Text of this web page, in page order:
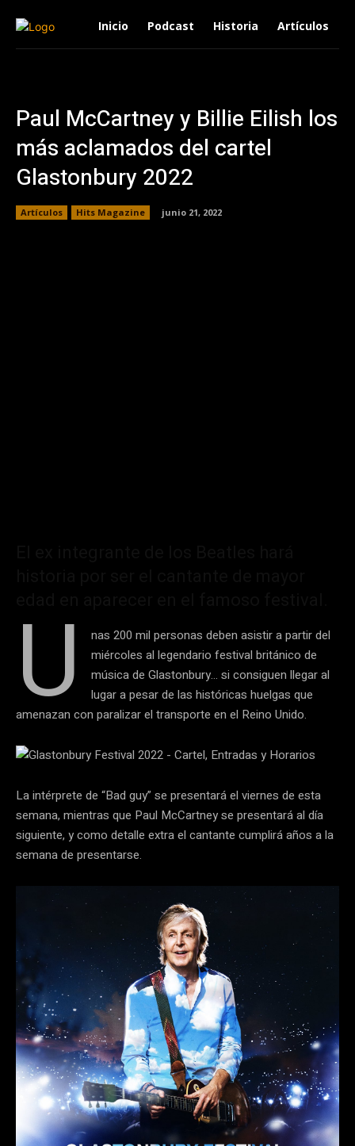
Inicio Podcast Historia Artículos
Paul McCartney y Billie Eilish los
más aclamados del cartel
Glastonbury 2022
Artículos Hits Magazine junio 21, 2022
U
nas 200 mil personas deben asistir a partir del
miércoles al legendario festival británico de
música de Glastonbury… si consiguen llegar al
lugar a pesar de las históricas huelgas que
amenazan con paralizar el transporte en el Reino Unido.
La intérprete de “Bad guy” se presentará el viernes de esta
semana, mientras que Paul McCartney se presentará al día
siguiente, y como detalle extra el cantante cumplirá años a la
semana de presentarse.